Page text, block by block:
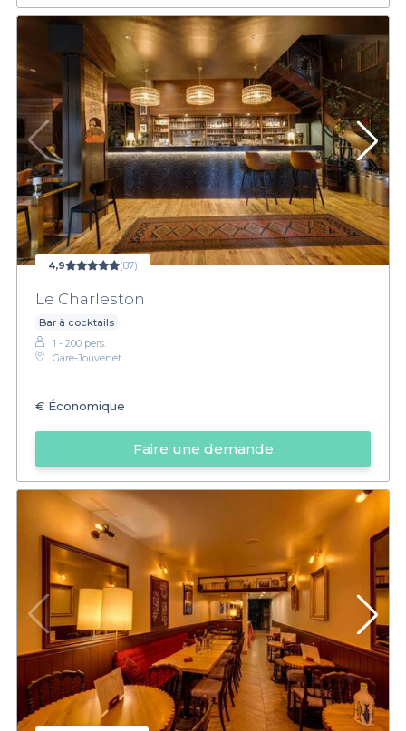
4,9 (87)
Le Charleston
Bar à cocktails
1 - 200 pers.
Gare-Jouvenet
€ Économique
Faire une demande